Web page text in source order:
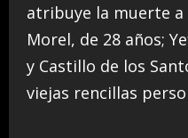
atribuye la muerte a
Morel, de 28 años;
y Castillo de los
viejas rencillas